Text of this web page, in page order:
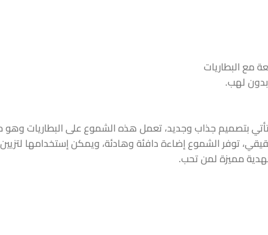
لهب.
بتصميم جذاب وجديد، تعمل هذه الشموع على البطاريات وهو ما
مميزة لمن تحب.